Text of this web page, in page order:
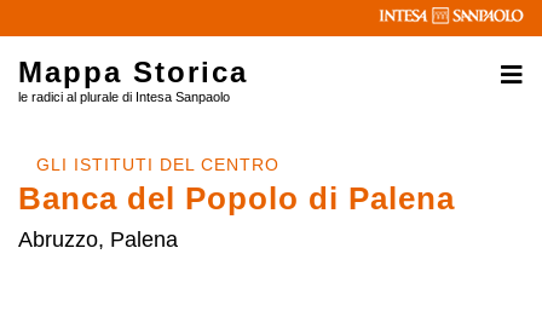
Mappa Storica
le radici al plurale di Intesa Sanpaolo
GLI ISTITUTI DEL CENTRO
Banca del Popolo di Palena
Abruzzo, Palena